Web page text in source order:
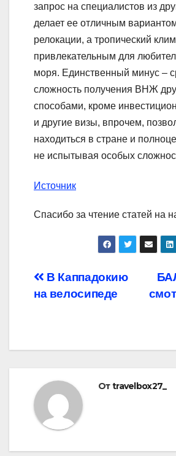
запрос на специалистов из
делает ее отличным
релокации, а тропический
привлекательным для
моря. Единственный минус –
сложность получения ВНЖ
способами, кроме
и другие визы, впрочем,
находиться в стране и
не испытывая особых
Источник
Спасибо за чтение статей на
Навигация
В Каппадокию
на велосипеде
Отtravelbox27_